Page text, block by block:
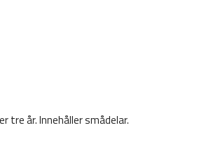
tre år. Innehåller smådelar.